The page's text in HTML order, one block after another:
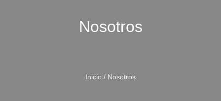
Nosotros
Inicio / Nosotros